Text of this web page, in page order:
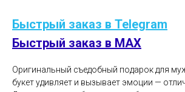
Быстрый заказ в Telegram
Быстрый заказ в MAX
Оригинальный съедобный подарок для
букет удивляет и вызывает эмоции —